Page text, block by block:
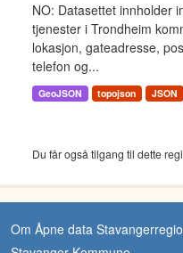
NO: Datasettet innholder
tjenester i Trondheim
lokasjon, gateadresse,
telefon og...
GeoJSON topojson JSON
Du får også tilgang til dette
Om Åpne data